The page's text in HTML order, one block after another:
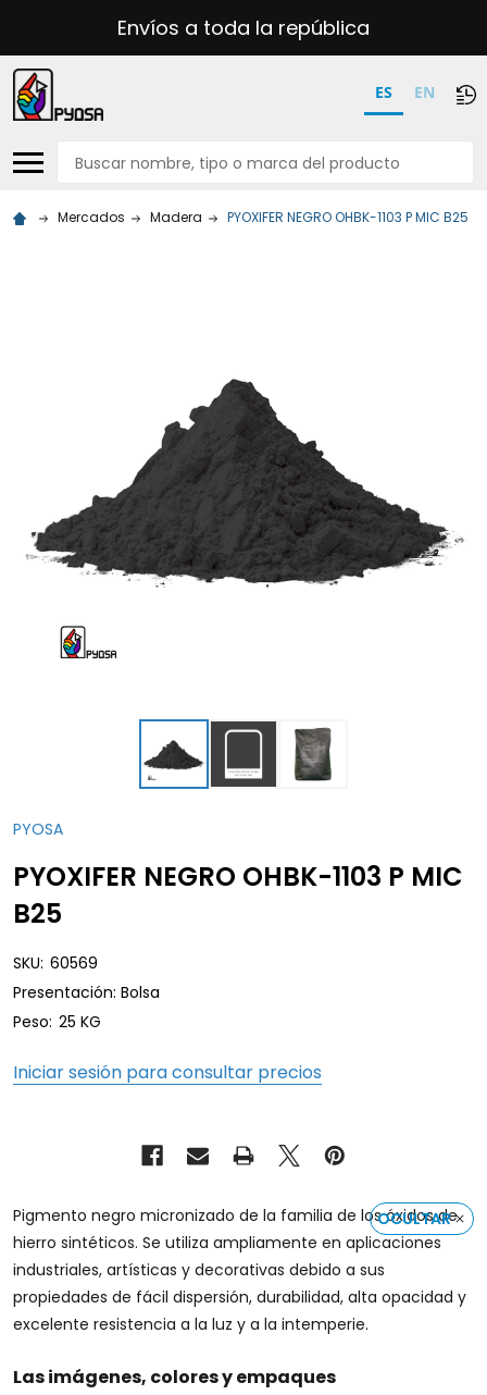
Envíos a toda la república
ES EN
Buscar
Mercados Madera PYOXIFER NEGRO OHBK-1103 P MIC B25
PYOSA
PYOXIFER NEGRO OHBK-1103 P MIC
B25
SKU: 60569
Presentación: Bolsa
Peso: 25 KG
Iniciar sesión para consultar precios
OCULTAR
Pigmento negro micronizado de la familia de los óxidos de
hierro sintéticos. Se utiliza ampliamente en aplicaciones
industriales, artísticas y decorativas debido a sus
propiedades de fácil dispersión, durabilidad, alta opacidad y
excelente resistencia a la luz y a la intemperie.
Las imágenes, colores y empaques